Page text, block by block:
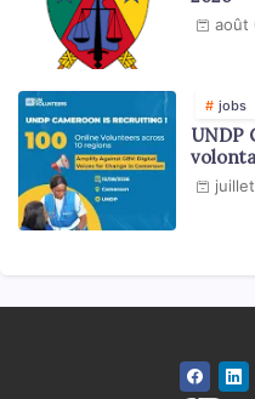
août
jobs
UNDP